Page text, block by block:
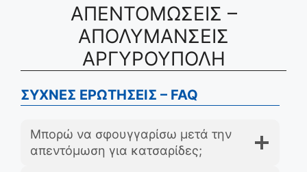
ΑΠΕΝΤΟΜΩΣΕΙΣ –
ΑΠΟΛΥΜΑΝΣΕΙΣ
ΑΡΓΥΡΟΥΠΟΛΗ
ΣΥΧΝΕΣ ΕΡΩΤΗΣΕΙΣ – FAQ
Μπορώ να σφουγγαρίσω μετά την
απεντόμωση για κατσαρίδες;